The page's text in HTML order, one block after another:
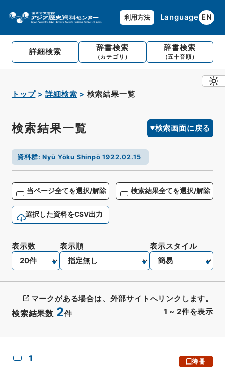
利用方法 Language EN
詳細検索 辞書検索
（カテゴリ）
辞書検索
（五十音順）
トップ 詳細検索 検索結果一覧
検索結果一覧 検索画面に戻る
資料群:Nyū Yōku Shinpō 1922.02.15
当ページ全てを選択/解除 検索結果全てを選択/解除
選択した資料をCSV出力
検索結果数 2件 1 ~ 2件を表示
表示数 表示順 表示スタイル
マークがある場合は、外部サイトへリンクします。
1 簿冊